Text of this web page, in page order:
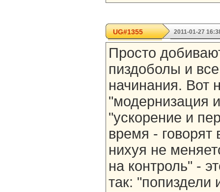
UG#1355 2011-01-27
Просто
пиздоболы и
начинания. Вот
"модернизация
"ускорение и
время - говорят
нихуя не
на контроль" -
так: "попиздели